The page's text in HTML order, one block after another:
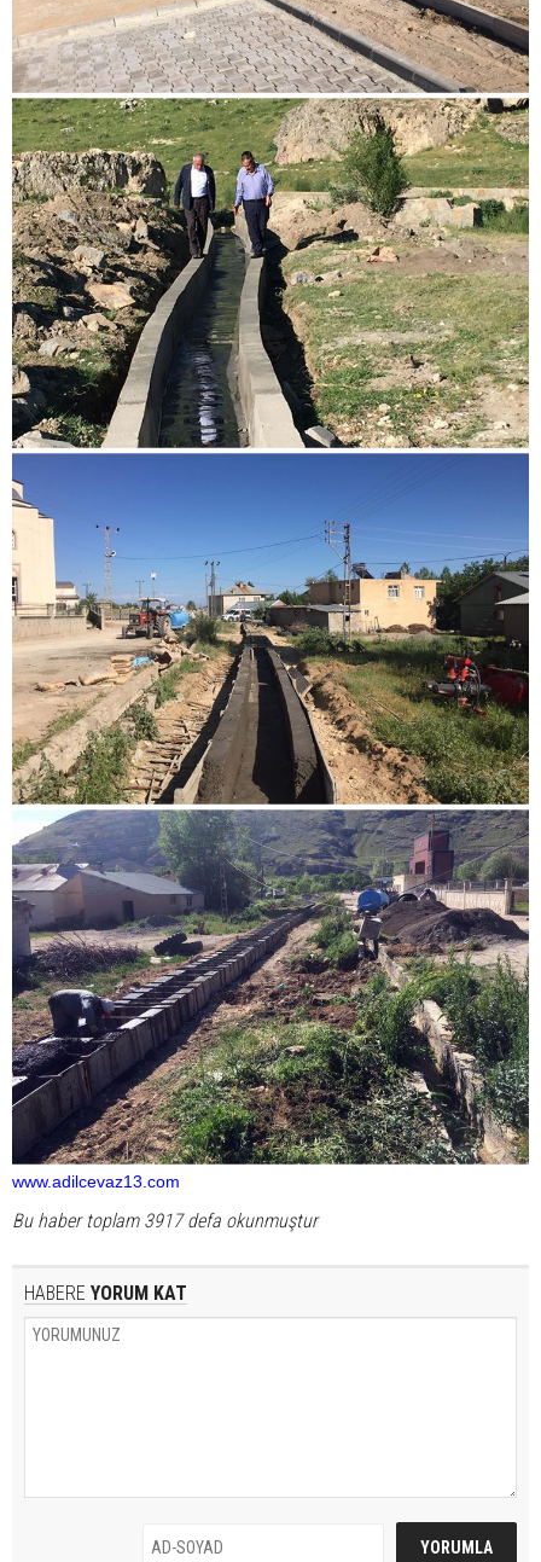
www.adilcevaz13.com
Bu haber toplam 3917 defa okunmuştur
HABERE YORUM KAT